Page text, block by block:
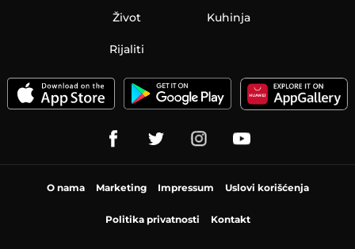
Život Kuhinja
Rijaliti
O nama Marketing Impressum Uslovi korišćenja
Politika privatnosti Kontakt